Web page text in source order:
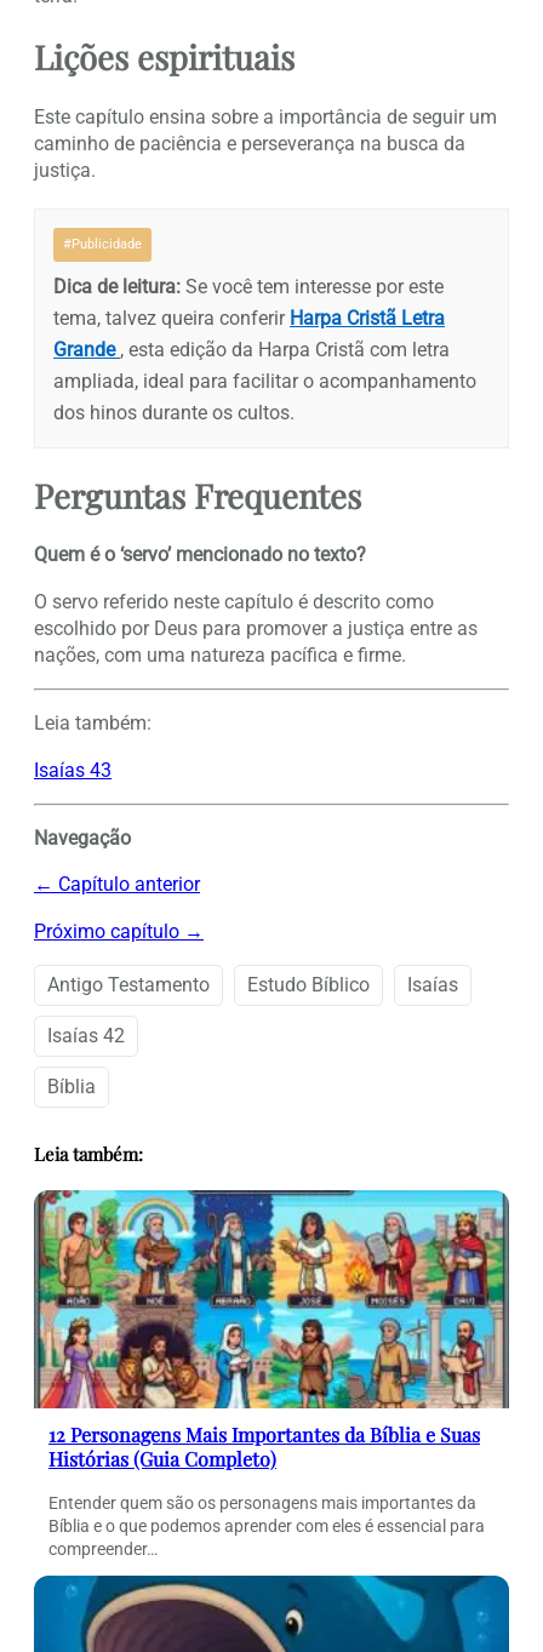
Lições espirituais
Este capítulo ensina sobre a importância de seguir um
caminho de paciência e perseverança na busca da
justiça.
#Publicidade
Dica de leitura: Se você tem interesse por este
tema, talvez queira conferir Harpa Cristã Letra
Grande , esta edição da Harpa Cristã com letra
ampliada, ideal para facilitar o acompanhamento
dos hinos durante os cultos.
Perguntas Frequentes
Quem é o ‘servo’ mencionado no texto?
O servo referido neste capítulo é descrito como
escolhido por Deus para promover a justiça entre as
nações, com uma natureza pacífica e firme.
Leia também:
Isaías 43
Navegação
← Capítulo anterior
Próximo capítulo →
Antigo Testamento Estudo Bíblico Isaías
Isaías 42
Bíblia
Leia também:
12 Personagens Mais Importantes da Bíblia e Suas
Histórias (Guia Completo)
Entender quem são os personagens mais importantes da
Bíblia e o que podemos aprender com eles é essencial para
compreender…